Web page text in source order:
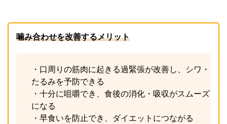
噛み合わせを改善するメリット
・口周りの筋肉に起きる過緊張が改善し、シワ・
たるみを予防できる
・十分に咀嚼でき、食後の消化・吸収がスムーズ
になる
・早食いを防止でき、ダイエットにつながる